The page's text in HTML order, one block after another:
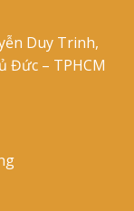
Duy Trinh,
Đức – TPHCM